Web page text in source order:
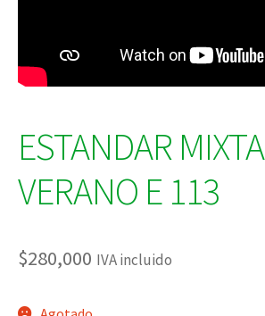
ESTANDAR MIXTA
VERANO E 113
$280,000 IVA incluido